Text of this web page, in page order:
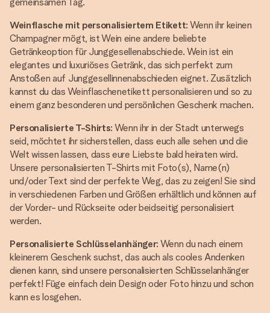
Weinflasche mit personalisiertem Etikett: Wenn ihr keinen
Champagner mögt, ist Wein eine andere beliebte
Getränkeoption für Junggesellenabschiede. Wein ist ein
elegantes und luxuriöses Getränk, das sich perfekt zum
Anstoßen auf Junggesellinnenabschieden eignet. Zusätzlich
kannst du das Weinflaschenetikett personalisieren und so zu
einem ganz besonderen und persönlichen Geschenk machen.
Personalisierte T-Shirts: Wenn ihr in der Stadt unterwegs
seid, möchtet ihr sicherstellen, dass euch alle sehen und die
Welt wissen lassen, dass eure Liebste bald heiraten wird.
Unsere personalisierten T-Shirts mit Foto(s), Name(n)
und/oder Text sind der perfekte Weg, das zu zeigen! Sie sind
in verschiedenen Farben und Größen erhältlich und können auf
der Vorder- und Rückseite oder beidseitig personalisiert
werden.
Personalisierte Schlüsselanhänger: Wenn du nach einem
kleinerem Geschenk suchst, das auch als cooles Andenken
dienen kann, sind unsere personalisierten Schlüsselanhänger
perfekt! Füge einfach dein Design oder Foto hinzu und schon
kann es losgehen.